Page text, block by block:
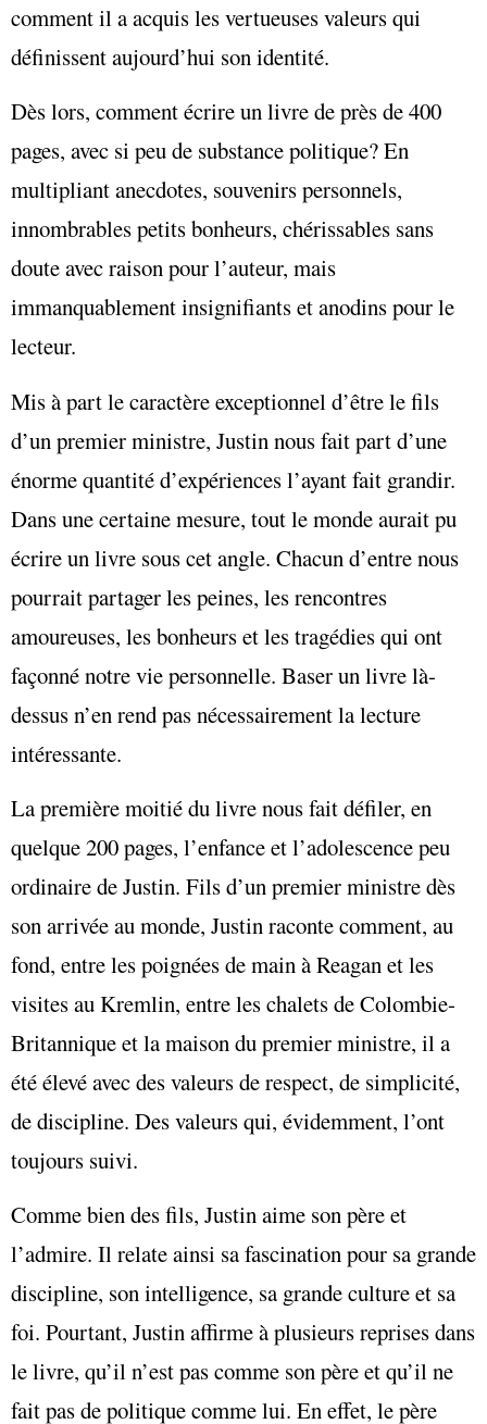
comment il a acquis les vertueuses valeurs qui
définissent aujourd’hui son identité.
Dès lors, comment écrire un livre de près de 400
pages, avec si peu de substance politique? En
multipliant anecdotes, souvenirs personnels,
innombrables petits bonheurs, chérissables sans
doute avec raison pour l’auteur, mais
immanquablement insignifiants et anodins pour le
lecteur.
Mis à part le caractère exceptionnel d’être le fils
d’un premier ministre, Justin nous fait part d’une
énorme quantité d’expériences l’ayant fait grandir.
Dans une certaine mesure, tout le monde aurait pu
écrire un livre sous cet angle. Chacun d’entre nous
pourrait partager les peines, les rencontres
amoureuses, les bonheurs et les tragédies qui ont
façonné notre vie personnelle. Baser un livre là-
dessus n’en rend pas nécessairement la lecture
intéressante.
La première moitié du livre nous fait défiler, en
quelque 200 pages, l’enfance et l’adolescence peu
ordinaire de Justin. Fils d’un premier ministre dès
son arrivée au monde, Justin raconte comment, au
fond, entre les poignées de main à Reagan et les
visites au Kremlin, entre les chalets de Colombie-
Britannique et la maison du premier ministre, il a
été élevé avec des valeurs de respect, de simplicité,
de discipline. Des valeurs qui, évidemment, l’ont
toujours suivi.
Comme bien des fils, Justin aime son père et
l’admire. Il relate ainsi sa fascination pour sa grande
discipline, son intelligence, sa grande culture et sa
foi. Pourtant, Justin affirme à plusieurs reprises dans
le livre, qu’il n’est pas comme son père et qu’il ne
fait pas de politique comme lui. En effet, le père